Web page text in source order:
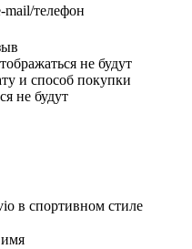
телефон
не будут
и способ покупки
не будут
в спортивном стиле